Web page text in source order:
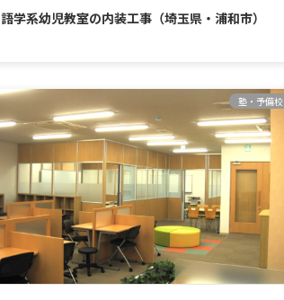
語学系幼児教室の内装工事（埼玉県・浦和市）
塾・予備校